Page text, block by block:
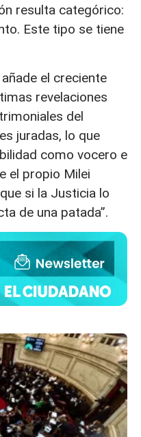
resulta categórico:
Este tipo se tiene
el creciente
revelaciones
del
juradas, lo que
como vocero e
el propio Milei
si la Justicia lo
de una patada”.